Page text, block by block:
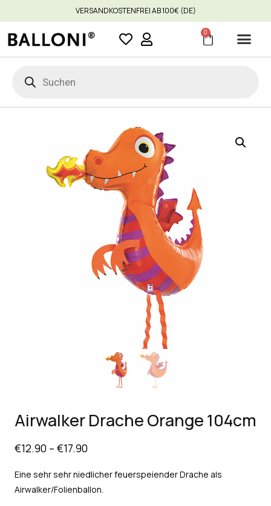
VERSANDKOSTENFREI AB 100€ (DE)
0
Airwalker Drache Orange 104cm
€12.90 – €17.90
Eine sehr sehr niedlicher feuerspeiender Drache als
Airwalker/Folienballon.